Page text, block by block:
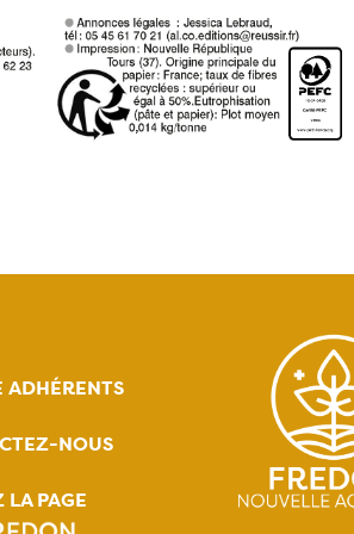
ADHÉRENTS
NOUS
LA PAGE